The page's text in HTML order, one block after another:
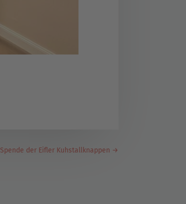
Spende der Eifler Kuhstallknappen →